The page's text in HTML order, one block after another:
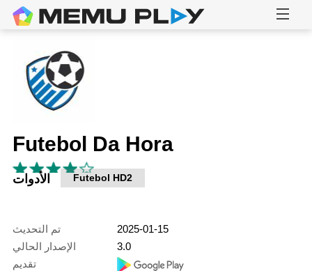
Futebol Da Hora
الأدوات Futebol HD2
تم التحديث
2025-01-15
الإصدار الحالي
3.0
تقديم